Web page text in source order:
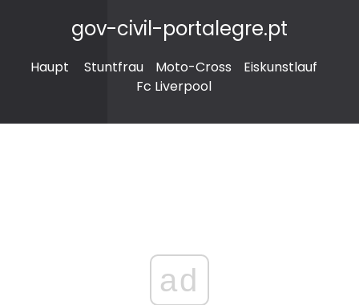
gov-civil-portalegre.pt
Haupt Stuntfrau Moto-Cross
Eiskunstlauf
Fc Liverpool
ad